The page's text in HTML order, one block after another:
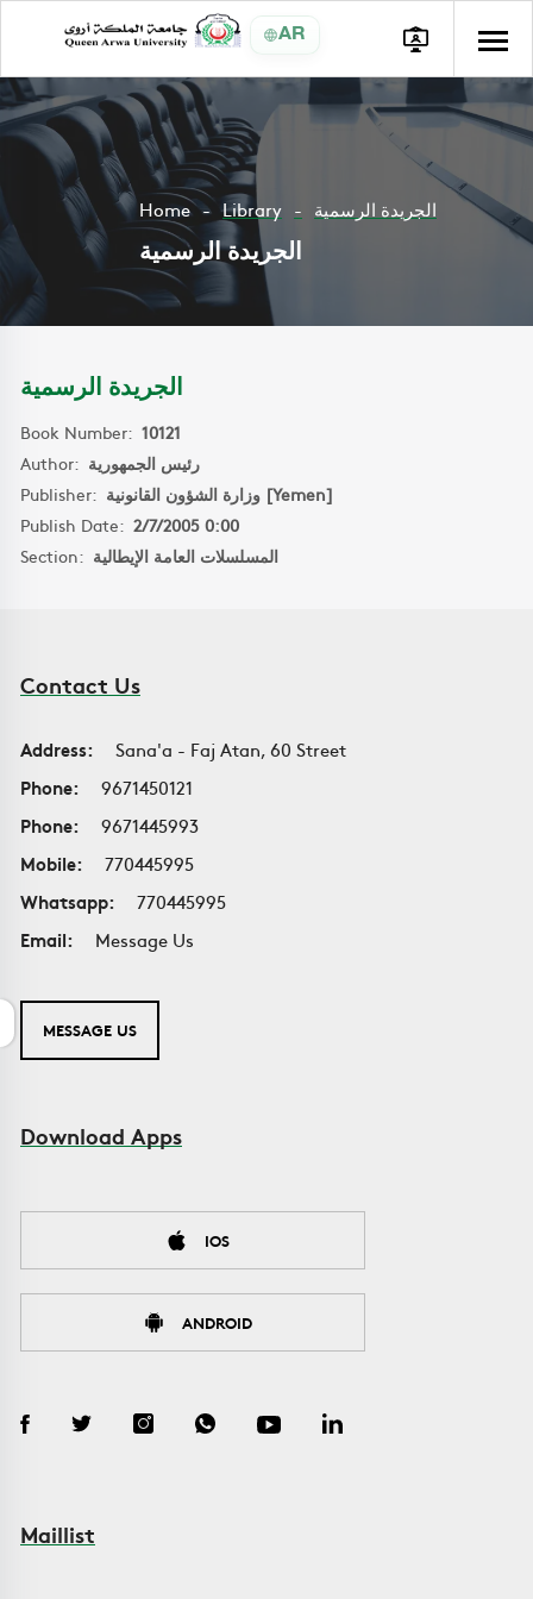
AR
Home Library الجريدة الرسمية
الجريدة الرسمية
الجريدة الرسمية
Book Number: 10121
Author: رئيس الجمهورية
Publisher:
وزارة الشؤون القانونية [Yemen]
Publish Date: 2/7/2005 0:00
Section: المسلسلات العامة الإيطالية
Contact Us
Address:
Sana'a - Faj Atan, 60 Street
Phone:
9671450121
Phone:
9671445993
Mobile:
770445995
Whatsapp:
770445995
Email:
Message Us
MESSAGE US
Download Apps
IOS
ANDROID
Maillist